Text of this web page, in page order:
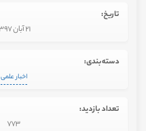
تاریخ:
21 آبان 1397
دسته‌بندی:
اخبار علمی
تعداد بازدید:
773